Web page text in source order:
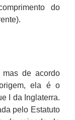
do
de acordo
ela é o
I da Inglaterra.
pelo Estatuto